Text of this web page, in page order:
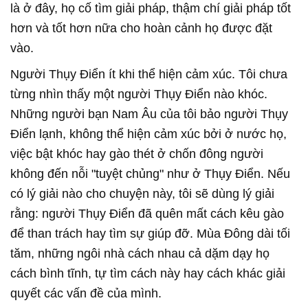
là ở đây, họ cố tìm giải pháp, thậm chí giải pháp tốt
hơn và tốt hơn nữa cho hoàn cảnh họ được đặt
vào.
Người Thụy Điển ít khi thể hiện cảm xúc. Tôi chưa
từng nhìn thấy một người Thụy Điển nào khóc.
Những người bạn Nam Âu của tôi bảo người Thụy
Điển lạnh, không thể hiện cảm xúc bởi ở nước họ,
việc bật khóc hay gào thét ở chốn đông người
không đến nỗi "tuyệt chủng" như ở Thụy Điển. Nếu
có lý giải nào cho chuyện này, tôi sẽ dùng lý giải
rằng: người Thụy Điển đã quên mất cách kêu gào
để than trách hay tìm sự giúp đỡ. Mùa Đông dài tối
tăm, những ngôi nhà cách nhau cả dặm dạy họ
cách bình tĩnh, tự tìm cách này hay cách khác giải
quyết các vấn đề của mình.